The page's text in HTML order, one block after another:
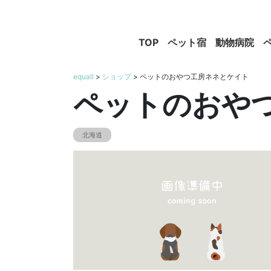
TOP ペット宿 動物病院
equall > ショップ> ペットのおやつ工房ネネとケイト
ペットのおや
北海道